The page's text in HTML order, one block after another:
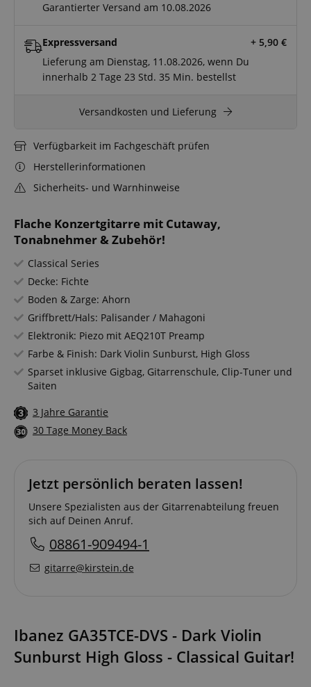
Flache Konzertgitarre mit Cutaway,
Tonabnehmer & Zubehör!
Classical Series
Decke: Fichte
Boden & Zarge: Ahorn
Griffbrett/Hals: Palisander / Mahagoni
Elektronik: Piezo mit AEQ210T Preamp
Farbe & Finish: Dark Violin Sunburst, High Gloss
Sparset inklusive Gigbag, Gitarrenschule, Clip-Tuner und
Saiten
3 Jahre Garantie
30 Tage Money Back
Garantierter Versand am 10.08.2026
Expressversand + 5,90 €
Lieferung am Dienstag, 11.08.2026, wenn Du
innerhalb2 Tage 23 Std. 35 Min. bestellst
Versandkosten und Lieferung
Verfügbarkeit im Fachgeschäft prüfen
Herstellerinformationen
Sicherheits- und Warnhinweise
Jetzt persönlich beraten lassen!
Unsere Spezialisten aus der Gitarrenabteilung freuen
sich auf Deinen Anruf.
08861-909494-1
gitarre@kirstein.de
Ibanez GA35TCE-DVS - Dark Violin
Sunburst High Gloss - Classical Guitar!